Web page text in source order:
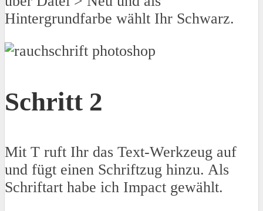
Hintergrundfarbe wählt Ihr Schwarz.
Schritt 2
Mit T ruft Ihr das Text-Werkzeug auf
und fügt einen Schriftzug hinzu. Als
Schriftart habe ich Impact gewählt.